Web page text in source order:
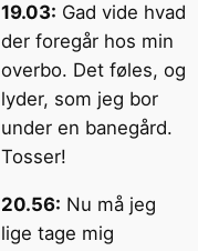
19.03: Gad vide hvad
der foregår hos min
overbo. Det føles, og
lyder, som jeg bor
under en banegård.
Tosser!
20.56: Nu må jeg
lige tage mig